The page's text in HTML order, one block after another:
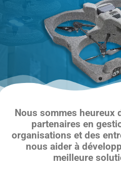
Nous sommes heureux
partenaires en
organisations et des
nous aider à
meilleure